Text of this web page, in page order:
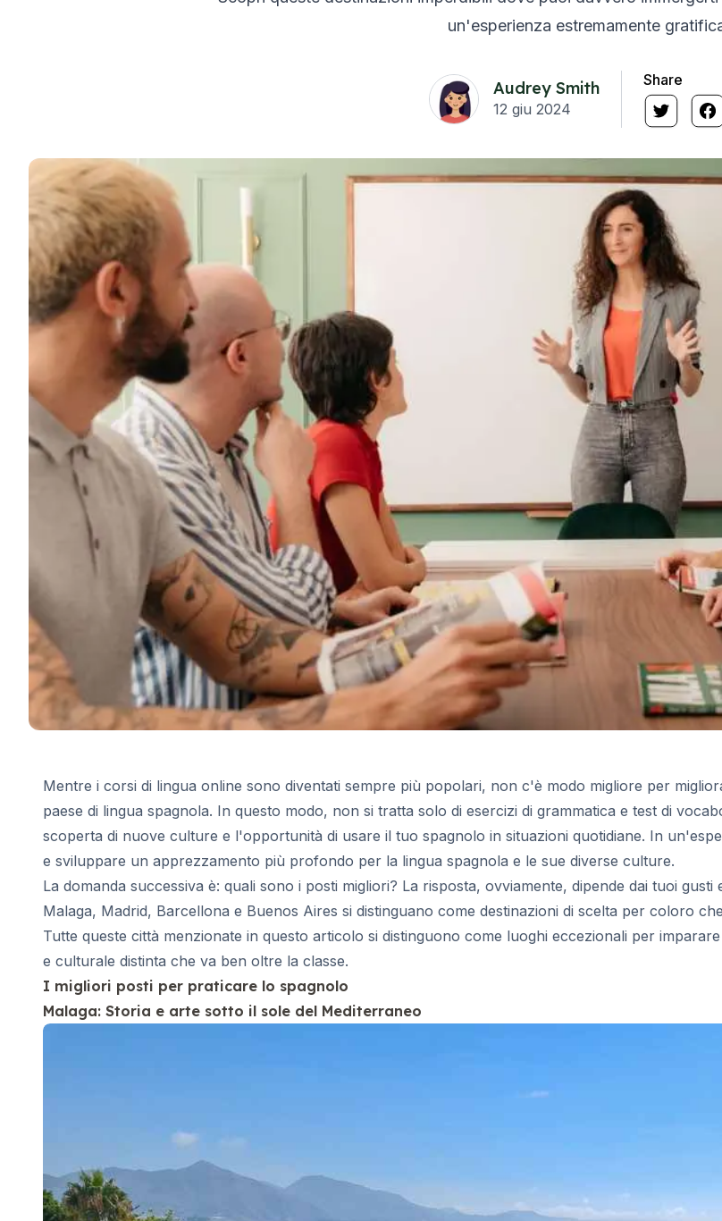
Corsi a lungo termine
Scuola di spagnolo di Malaga
Lezioni di spagnolo in gruppo
Corso serale di gruppo
Corsi a lungo termine
Programma 50+
Preparazione all'esame DELE
Preparazione all'esame SIELE
Lezioni Private
Carta del Docente
Buenos Aires
Scuola di spagnolo di Buenos Aires
Lezioni di spagnolo in gruppo
Corso serale di gruppo
Corsi a lungo termine
Programma 50+
Preparazione all'esame DELE
Preparazione all'esame SIELE
Lezioni Private
Costa Rica
Scuola di spagnolo della Costa Rica
Corso intensivo di gruppo
Corso intensivo di gruppo di surf
Corsi di lunga durata
Lezioni private di spagnolo
Programmi per età
16-20 anni
Programmi per giovani adulti
Lezioni di spagnolo in gruppo
Corso serale di gruppo
Corsi a lungo termine
Lezioni Private
Corsi di spagnolo online
Preparazione all'esame DELE
Preparazione all'esame SIELE
30-49 anni
Lezioni di spagnolo in gruppo
Corsi a lungo termine
Lezioni Private
Corso serale di gruppo
Lezioni Private
Corsi di spagnolo online
Preparazione all'esame DELE
un'esperienza estremamente
Audrey Smith
12 giu 2024
Share
Mentre i corsi di lingua online sono diventati sempre più popolari, non c'è modo migliore per
paese di lingua spagnola. In questo modo, non si tratta solo di esercizi di grammatica e test di
scoperta di nuove culture e l'opportunità di usare il tuo spagnolo in situazioni quotidiane. In
e sviluppare un apprezzamento più profondo per la lingua spagnola e le sue diverse culture.
La domanda successiva è: quali sono i posti migliori? La risposta, ovviamente, dipende dai tuoi
Malaga, Madrid, Barcellona e Buenos Aires si distinguano come destinazioni di scelta per coloro
Tutte queste città menzionate in questo articolo si distinguono come luoghi eccezionali per
e culturale distinta che va ben oltre la classe.
I migliori posti per praticare lo spagnolo
Malaga: Storia e arte sotto il sole del Mediterraneo